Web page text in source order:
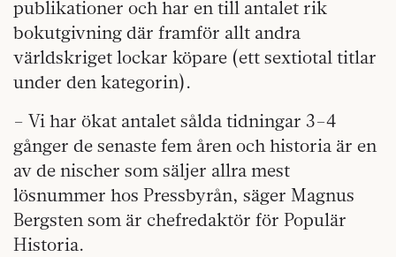
publikationer och har en till antalet rik
bokutgivning där framför allt andra
världskriget lockar köpare (ett sextiotal titlar
under den kategorin).
– Vi har ökat antalet sålda tidningar 3–4
gånger de senaste fem åren och historia är en
av de nischer som säljer allra mest
lösnummer hos Pressbyrån, säger Magnus
Bergsten som är chefredaktör för Populär
Historia.